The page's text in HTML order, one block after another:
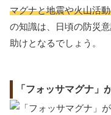
マグナと地震や火山活
の知識は、日頃の防災
助けとなるでしょう。
「フォッサマグナ」